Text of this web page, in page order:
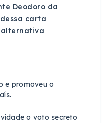
Deodoro da
carta
e promoveu o
o voto secreto